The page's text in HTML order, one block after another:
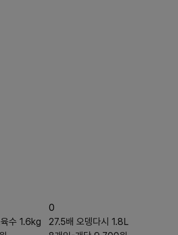
수 1.6kg
0
27.5배 오뎅다시 1.8L